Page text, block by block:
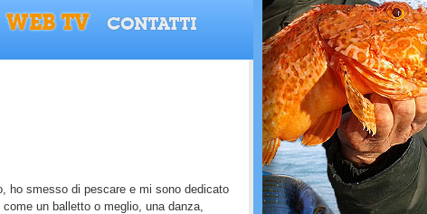
WEB TV CONTATTI
ho smesso di pescare e mi sono dedicato
un balletto o meglio, una danza,